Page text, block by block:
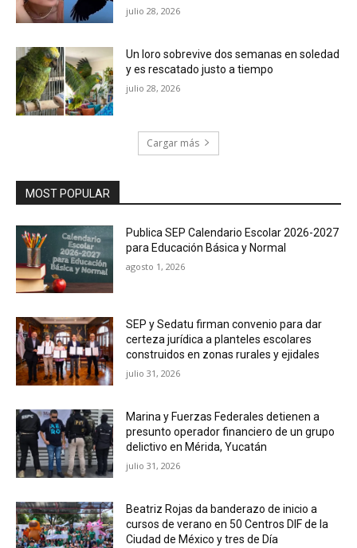
julio 28, 2026
Un loro sobrevive dos semanas en soledad
y es rescatado justo a tiempo
julio 28, 2026
Cargar más
MOST POPULAR
Publica SEP Calendario Escolar 2026-2027
para Educación Básica y Normal
agosto 1, 2026
SEP y Sedatu firman convenio para dar
certeza jurídica a planteles escolares
construidos en zonas rurales y ejidales
julio 31, 2026
Marina y Fuerzas Federales detienen a
presunto operador financiero de un grupo
delictivo en Mérida, Yucatán
julio 31, 2026
Beatriz Rojas da banderazo de inicio a
cursos de verano en 50 Centros DIF de la
Ciudad de México y tres de Día